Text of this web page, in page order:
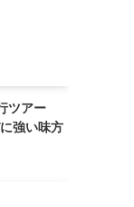
ツアー
強い味方